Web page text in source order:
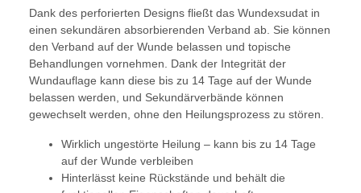
Dank des perforierten Designs fließt das Wundexsudat in
einen sekundären absorbierenden Verband ab. Sie können
den Verband auf der Wunde belassen und topische
Behandlungen vornehmen. Dank der Integrität der
Wundauflage kann diese bis zu 14 Tage auf der Wunde
belassen werden, und Sekundärverbände können
gewechselt werden, ohne den Heilungsprozess zu stören.
Wirklich ungestörte Heilung – kann bis zu 14 Tage
auf der Wunde verbleiben
Hinterlässt keine Rückstände und behält die